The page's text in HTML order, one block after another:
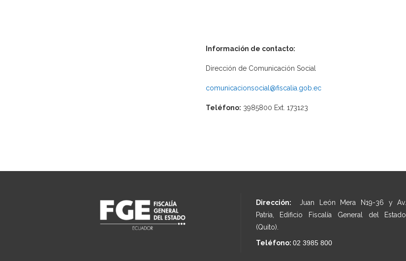
Información de contacto:
Dirección de Comunicación Social
comunicacionsocial@fiscalia.gob.ec
Teléfono: 3985800 Ext. 173123
Dirección: Juan León Mera N19-36 y Av.
Patria, Edificio Fiscalía General del Estado
(Quito).
Teléfono: 02 3985 800